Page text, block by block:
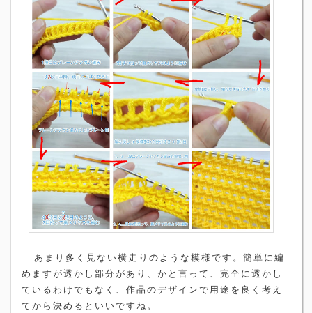
あまり多く見ない横走りのような模様です。簡単に編
めますが透かし部分があり、かと言って、完全に透かし
ているわけでもなく、作品のデザインで用途を良く考え
てから決めるといいですね。